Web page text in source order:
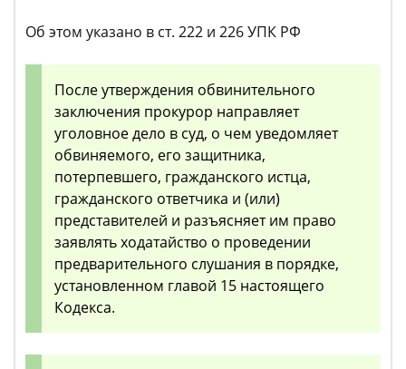
Об этом указано в ст. 222 и 226 УПК РФ
После утверждения обвинительного
заключения прокурор направляет
уголовное дело в суд, о чем уведомляет
обвиняемого, его защитника,
потерпевшего, гражданского истца,
гражданского ответчика и (или)
представителей и разъясняет им право
заявлять ходатайство о проведении
предварительного слушания в порядке,
установленном главой 15 настоящего
Кодекса.